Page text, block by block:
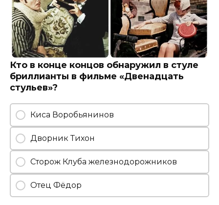
Кто в конце концов обнаружил в стуле
бриллианты в фильме «Двенадцать
стульев»?
Киса Воробьянинов
Дворник Тихон
Сторож Клуба железнодорожников
Отец Фёдор